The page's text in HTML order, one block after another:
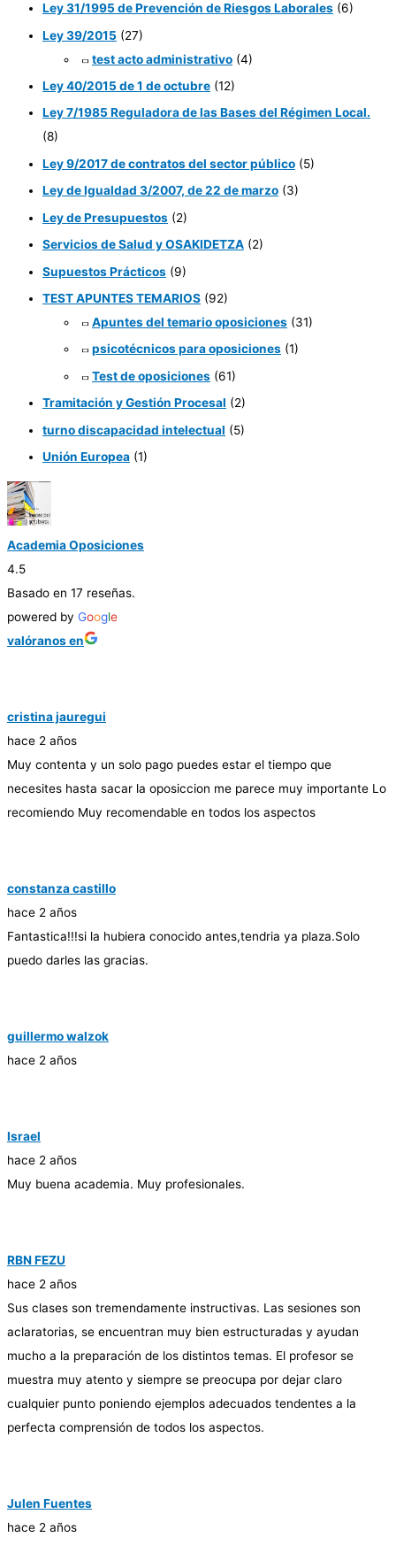
Ley 31/1995 de Prevención de Riesgos Laborales (6)
Ley 39/2015 (27)
test acto administrativo (4)
Ley 40/2015 de 1 de octubre (12)
Ley 7/1985 Reguladora de las Bases del Régimen Local.
(8)
Ley 9/2017 de contratos del sector público (5)
Ley de Igualdad 3/2007, de 22 de marzo (3)
Ley de Presupuestos (2)
Servicios de Salud y OSAKIDETZA (2)
Supuestos Prácticos (9)
TEST APUNTES TEMARIOS (92)
Apuntes del temario oposiciones (31)
psicotécnicos para oposiciones (1)
Test de oposiciones (61)
Tramitación y Gestión Procesal (2)
turno discapacidad intelectual (5)
Unión Europea (1)
Academia Oposiciones
4.5
Basado en 17 reseñas.
powered by Google
valóranos en
cristina jauregui
hace 2 años
Muy contenta y un solo pago puedes estar el tiempo que
necesites hasta sacar la oposiccion me parece muy importante Lo
recomiendo Muy recomendable en todos los aspectos
constanza castillo
hace 2 años
Fantastica!!!si la hubiera conocido antes,tendria ya plaza.Solo
puedo darles las gracias.
guillermo walzok
hace 2 años
Israel
hace 2 años
Muy buena academia. Muy profesionales.
RBN FEZU
hace 2 años
Sus clases son tremendamente instructivas. Las sesiones son
aclaratorias, se encuentran muy bien estructuradas y ayudan
mucho a la preparación de los distintos temas. El profesor se
muestra muy atento y siempre se preocupa por dejar claro
cualquier punto poniendo ejemplos adecuados tendentes a la
perfecta comprensión de todos los aspectos.
Julen Fuentes
hace 2 años